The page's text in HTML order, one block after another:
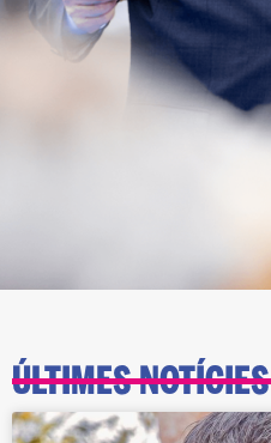
ÚLTIMES NOTÍCIES